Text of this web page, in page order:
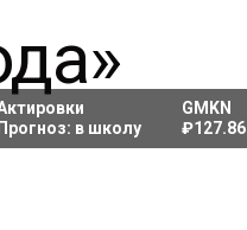
Прогноз: в школу
GMKN
₽127.86